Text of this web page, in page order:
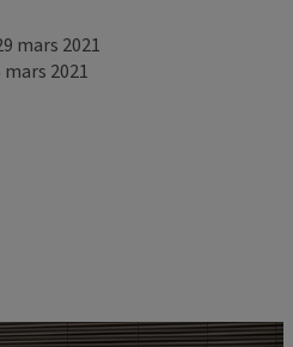
mars 2021
mars 2021